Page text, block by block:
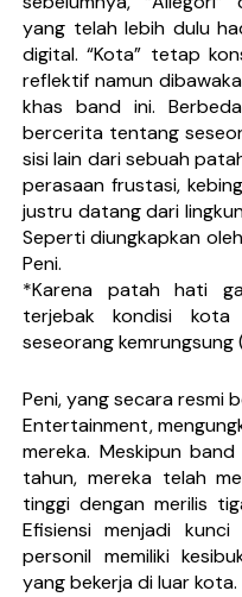
yang telah lebih dulu
digital. “Kota” tetap
reflektif namun
khas band ini.
bercerita tentang
sisi lain dari sebuah
perasaan frustasi,
justru datang dari
Seperti diungkapkan
Peni.
*Karena patah hati
terjebak kondisi
seseorang kemrungsung
Peni, yang secara resmi
Entertainment,
mereka. Meskipun
tahun, mereka telah
tinggi dengan merilis
Efisiensi menjadi
personil memiliki
yang bekerja di luar kota.